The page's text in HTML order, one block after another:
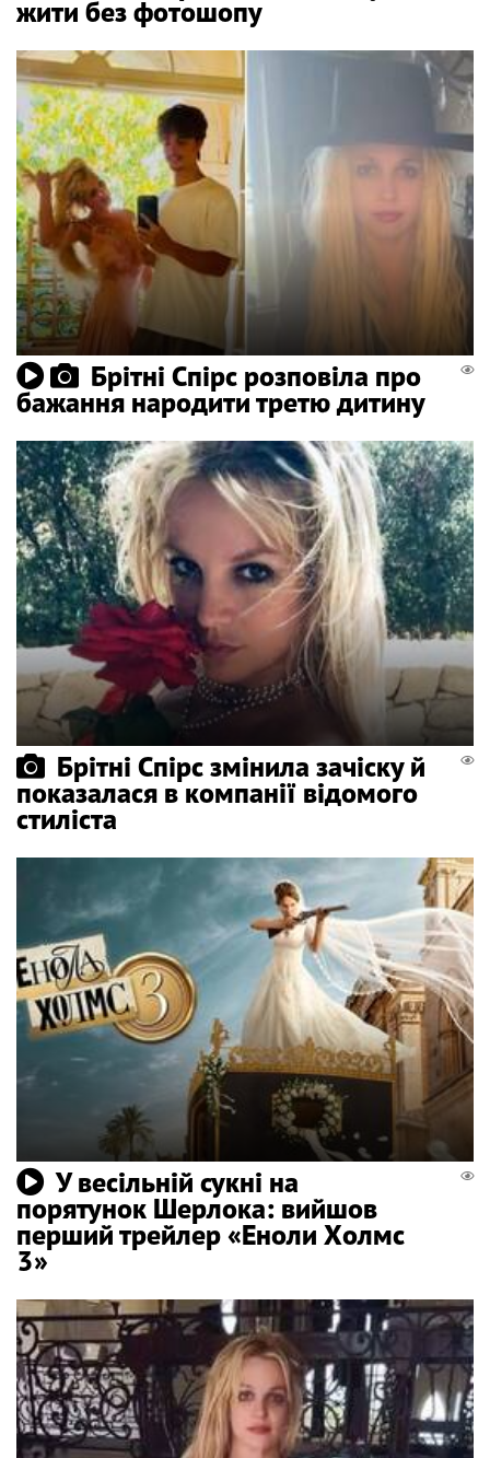
жити без фотошопу
Брітні Спірс розповіла про
бажання народити третю дитину
Брітні Спірс змінила зачіску й
показалася в компанії відомого
стиліста
У весільній сукні на
порятунок Шерлока: вийшов
перший трейлер «Еноли Холмс
3»